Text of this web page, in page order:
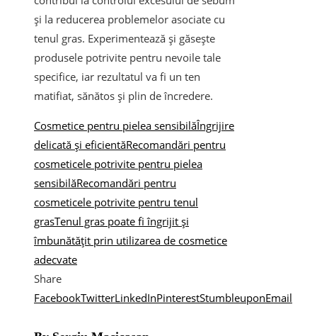
și la reducerea problemelor asociate cu
tenul gras. Experimentează și găsește
produsele potrivite pentru nevoile tale
specifice, iar rezultatul va fi un ten
matifiat, sănătos și plin de încredere.
Cosmetice pentru pielea sensibilăÎngrijire
delicată și eficientăRecomandări pentru
cosmeticele potrivite pentru pielea
sensibilăRecomandări pentru
cosmeticele potrivite pentru tenul
grasTenul gras poate fi îngrijit și
îmbunătățit prin utilizarea de cosmetice
adecvate
Share
FacebookTwitterLinkedInPinterestStumbleuponEmail